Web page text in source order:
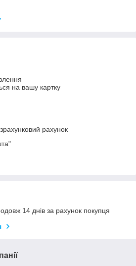
на вашу картку
рахунок
14 днів за рахунок покупця